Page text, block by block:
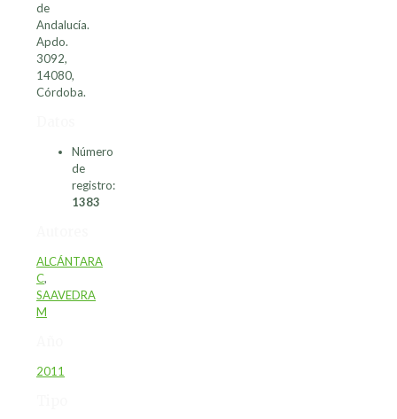
de
Andalucía.
Apdo.
3092,
14080,
Córdoba.
Número
de
registro:
1383
ALCÁNTARA
C,
SAAVEDRA
M
2011